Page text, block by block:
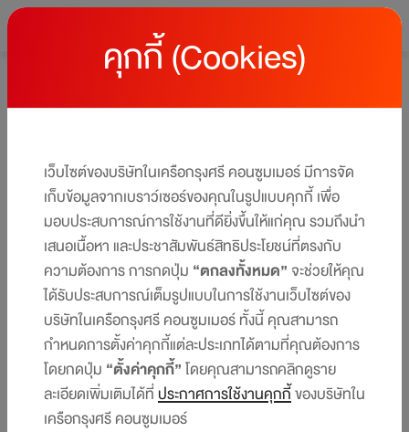
ให้คุณได้รับสิทธิประโยชน์และโปรโมชันมากมาย ครบทุกไลฟ์สไตล์
ได้ในบัตรเดียว​​
คุกกี้ (Cookies)
เว็บไซต์ของบริษัทในเครือกรุงศรี คอนซูมเมอร์ มีการจัด
เก็บข้อมูลจากเบราว์เซอร์ของคุณในรูปแบบคุกกี้ เพื่อ
มอบประสบการณ์การใช้งานที่ดียิ่งขึ้นให้แก่คุณ รวมถึงนำ
เสนอเนื้อหา และประชาสัมพันธ์สิทธิประโยชน์ที่ตรงกับ
ความต้องการ การกดปุ่ม “ตกลงทั้งหมด”จะช่วยให้คุณ
ได้รับประสบการณ์เต็มรูปแบบในการใช้งานเว็บไซต์ของ
บริษัทในเครือกรุงศรี คอนซูมเมอร์ ทั้งนี้ คุณสามารถ
กำหนดการตั้งค่าคุกกี้แต่ละประเภทได้ตามที่คุณต้องการ
โดยกดปุ่ม “ตั้งค่าคุกกี้”โดยคุณสามารถคลิกดูราย
ละเอียดเพิ่มเติมได้ที่ ประกาศการใช้งานคุกกี้ของบริษัทใน
เครือกรุงศรี คอนซูมเมอร์